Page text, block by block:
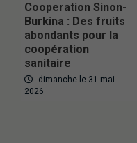
Cooperation Sinon-
Burkina : Des fruits
abondants pour la
coopération
sanitaire
dimanche le 31 mai
2026